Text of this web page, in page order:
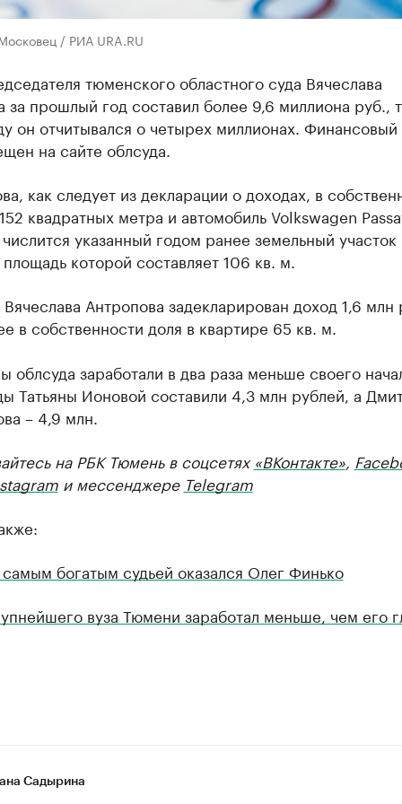
/ РИА URA.RU
тюменского областного суда Вячеслава
за прошлый год составил более 9,6 миллиона руб.,
он отчитывался о четырех миллионах. Финансовый
на сайте облсуда.
как следует из декларации о доходах, в
квадратных метра и автомобиль Volkswagen
указанный годом ранее земельный участок
которой составляет 106 кв. м.
Антропова задекларирован доход 1,6 млн
в собственности доля в квартире 65 кв. м.
облсуда заработали в два раза меньше своего
Татьяны Ионовой составили 4,3 млн рублей, а
– 4,9 млн.
на РБК Тюмень в соцсетях«ВКонтакте»,
и мессенджере Telegram
богатым судьей оказался Олег Финько
вуза Тюмени заработал меньше, чем его
Садырина